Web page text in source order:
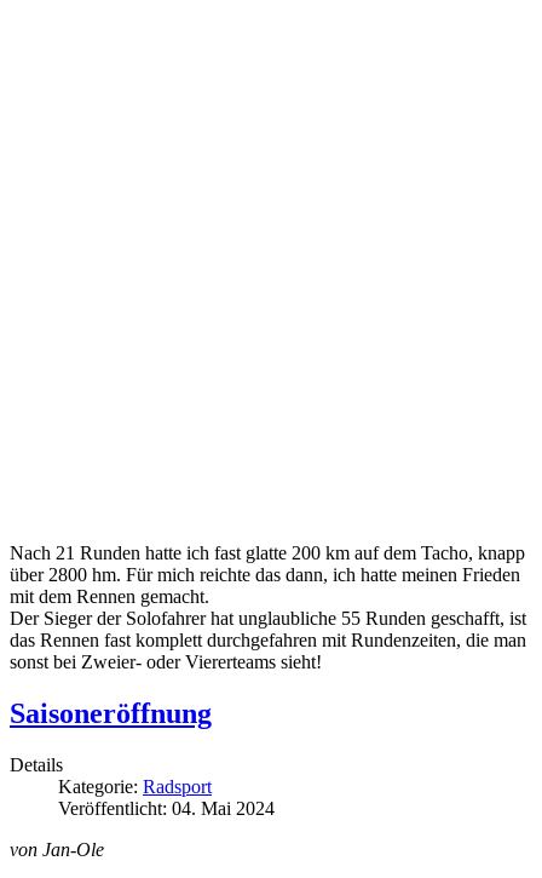
Nach 21 Runden hatte ich fast glatte 200 km auf dem Tacho, knapp
über 2800 hm. Für mich reichte das dann, ich hatte meinen Frieden
mit dem Rennen gemacht.
Der Sieger der Solofahrer hat unglaubliche 55 Runden geschafft, ist
das Rennen fast komplett durchgefahren mit Rundenzeiten, die man
sonst bei Zweier- oder Viererteams sieht!
Saisoneröffnung
Details
Kategorie: Radsport
Veröffentlicht: 04. Mai 2024
von Jan-Ole